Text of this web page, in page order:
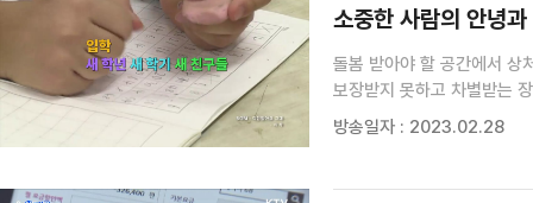
소중한 사람의 안녕
돌봄 받아야 할 공간에서 상
보장받지 못하고 차별받는
대상으로 하는 범죄 근절에
방송일자 : 2023.02.28